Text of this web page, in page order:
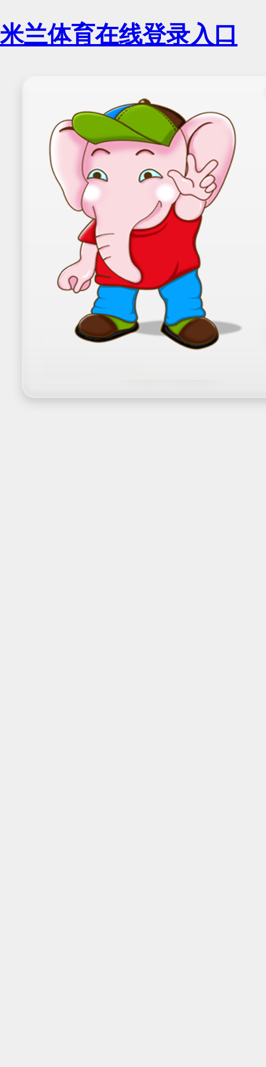
米兰体育在线登录入口